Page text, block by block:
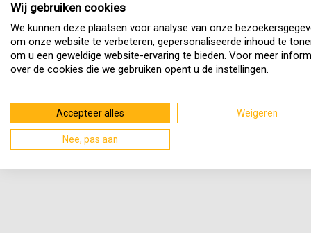
Wij gebruiken cookies
We kunnen deze plaatsen voor analyse van onze
om onze website te verbeteren, gepersonaliseerde inhoud te
om u een geweldige website-ervaring te bieden. Voor meer
over de cookies die we gebruiken opent u de instellingen.
Accepteer alles Weigeren
Nee, pas aan